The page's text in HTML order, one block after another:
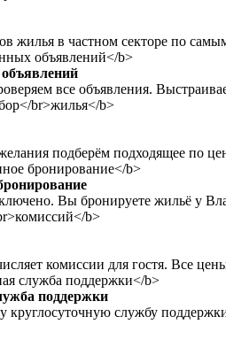
жилья в частном секторе по
все объявления.
подберём подходящее по
Вы бронируете жильё у
комиссии для гостя. Все
поддержки
круглосуточную службу